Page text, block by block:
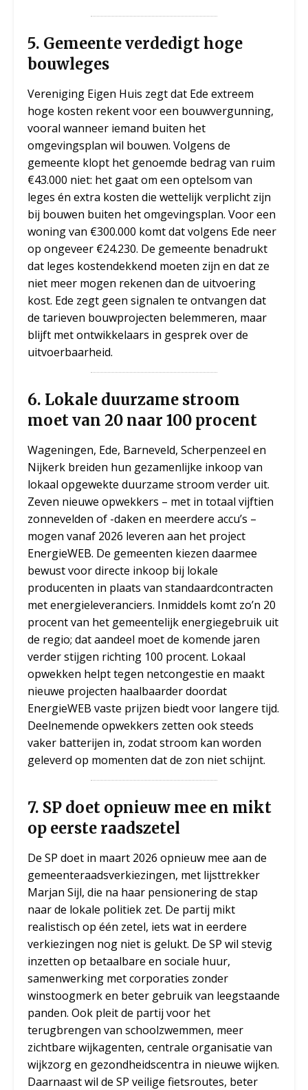
5. Gemeente verdedigt hoge
bouwleges
Vereniging Eigen Huis zegt dat Ede extreem
hoge kosten rekent voor een bouwvergunning,
vooral wanneer iemand buiten het
omgevingsplan wil bouwen. Volgens de
gemeente klopt het genoemde bedrag van ruim
€43.000 niet: het gaat om een optelsom van
leges én extra kosten die wettelijk verplicht zijn
bij bouwen buiten het omgevingsplan. Voor een
woning van €300.000 komt dat volgens Ede neer
op ongeveer €24.230. De gemeente benadrukt
dat leges kostendekkend moeten zijn en dat ze
niet meer mogen rekenen dan de uitvoering
kost. Ede zegt geen signalen te ontvangen dat
de tarieven bouwprojecten belemmeren, maar
blijft met ontwikkelaars in gesprek over de
uitvoerbaarheid.
6. Lokale duurzame stroom
moet van 20 naar 100 procent
Wageningen, Ede, Barneveld, Scherpenzeel en
Nijkerk breiden hun gezamenlijke inkoop van
lokaal opgewekte duurzame stroom verder uit.
Zeven nieuwe opwekkers – met in totaal vijftien
zonnevelden of -daken en meerdere accu’s –
mogen vanaf 2026 leveren aan het project
EnergieWEB. De gemeenten kiezen daarmee
bewust voor directe inkoop bij lokale
producenten in plaats van standaardcontracten
met energieleveranciers. Inmiddels komt zo’n 20
procent van het gemeentelijk energiegebruik uit
de regio; dat aandeel moet de komende jaren
verder stijgen richting 100 procent. Lokaal
opwekken helpt tegen netcongestie en maakt
nieuwe projecten haalbaarder doordat
EnergieWEB vaste prijzen biedt voor langere tijd.
Deelnemende opwekkers zetten ook steeds
vaker batterijen in, zodat stroom kan worden
geleverd op momenten dat de zon niet schijnt.
7. SP doet opnieuw mee en mikt
op eerste raadszetel
De SP doet in maart 2026 opnieuw mee aan de
gemeenteraadsverkiezingen, met lijsttrekker
Marjan Sijl, die na haar pensionering de stap
naar de lokale politiek zet. De partij mikt
realistisch op één zetel, iets wat in eerdere
verkiezingen nog niet is gelukt. De SP wil stevig
inzetten op betaalbare en sociale huur,
samenwerking met corporaties zonder
winstoogmerk en beter gebruik van leegstaande
panden. Ook pleit de partij voor het
terugbrengen van schoolzwemmen, meer
zichtbare wijkagenten, centrale organisatie van
wijkzorg en gezondheidscentra in nieuwe wijken.
Daarnaast wil de SP veilige fietsroutes, beter